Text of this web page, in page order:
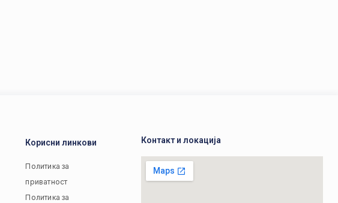
Корисни линкови
Политика за
приватност
Политика за
Контакт и локација